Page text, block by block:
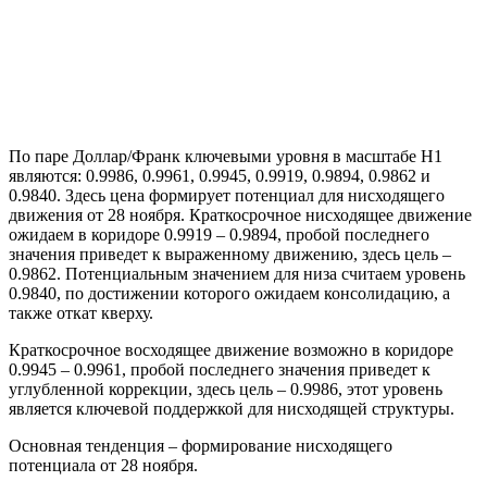
По паре Доллар/Франк ключевыми уровня в масштабе Н1
являются: 0.9986, 0.9961, 0.9945, 0.9919, 0.9894, 0.9862 и
0.9840. Здесь цена формирует потенциал для нисходящего
движения от 28 ноября. Краткосрочное нисходящее движение
ожидаем в коридоре 0.9919 – 0.9894, пробой последнего
значения приведет к выраженному движению, здесь цель –
0.9862. Потенциальным значением для низа считаем уровень
0.9840, по достижении которого ожидаем консолидацию, а
также откат кверху.
Краткосрочное восходящее движение возможно в коридоре
0.9945 – 0.9961, пробой последнего значения приведет к
углубленной коррекции, здесь цель – 0.9986, этот уровень
является ключевой поддержкой для нисходящей структуры.
Основная тенденция – формирование нисходящего
потенциала от 28 ноября.